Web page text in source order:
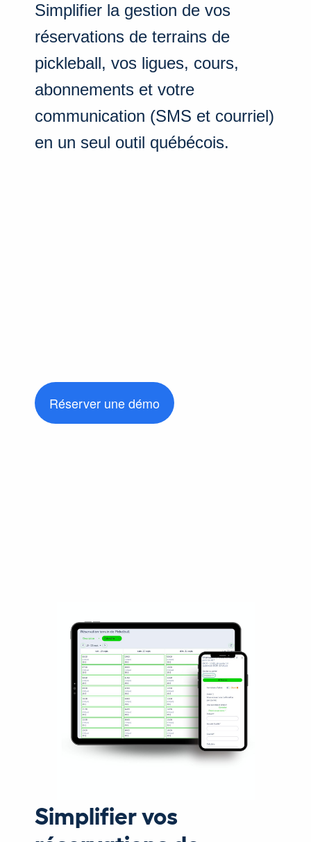
Simplifier la gestion de vos
réservations de terrains de
pickleball, vos ligues, cours,
abonnements et votre
communication (SMS et courriel)
en un seul outil québécois.
Réserver une démo
Simplifier vos